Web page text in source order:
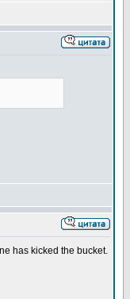
has kicked the bucket.